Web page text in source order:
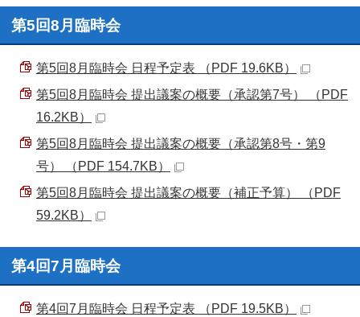
第5回8月臨時会
第5回8月臨時会 日程予定表 （PDF 19.6KB）
第5回8月臨時会 提出議案の概要（承認第7号） （PDF
16.2KB）
第5回8月臨時会 提出議案の概要（承認第8号・第9
号） （PDF 154.7KB）
第5回8月臨時会 提出議案の概要（補正予算） （PDF
59.2KB）
第4回7月臨時会
第4回7月臨時会 日程予定表 （PDF 19.5KB）